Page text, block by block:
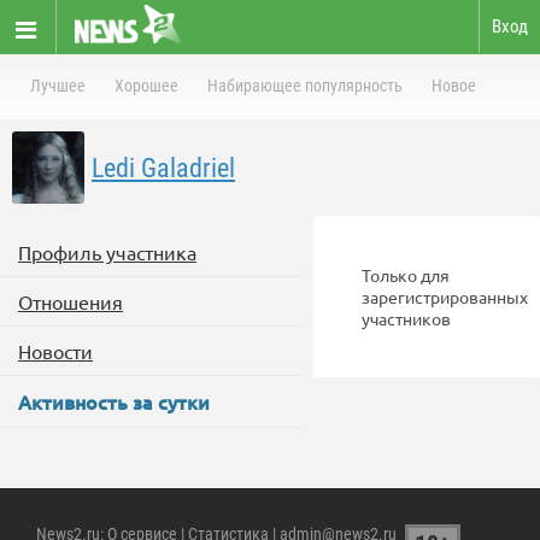
Вход
Лучшее Хорошее Набирающее популярность Новое
Ledi Galadriel
Профиль участника
Отношения
Новости
Активность за сутки
Только для
зарегистрированных
участников
News2.ru: О сервисе | Статистика | admin@news2.ru